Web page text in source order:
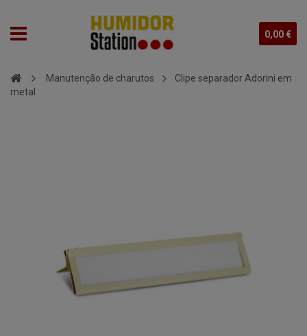
0,00 €
Manutenção de charutos
Clipe separador Adorini em
metal